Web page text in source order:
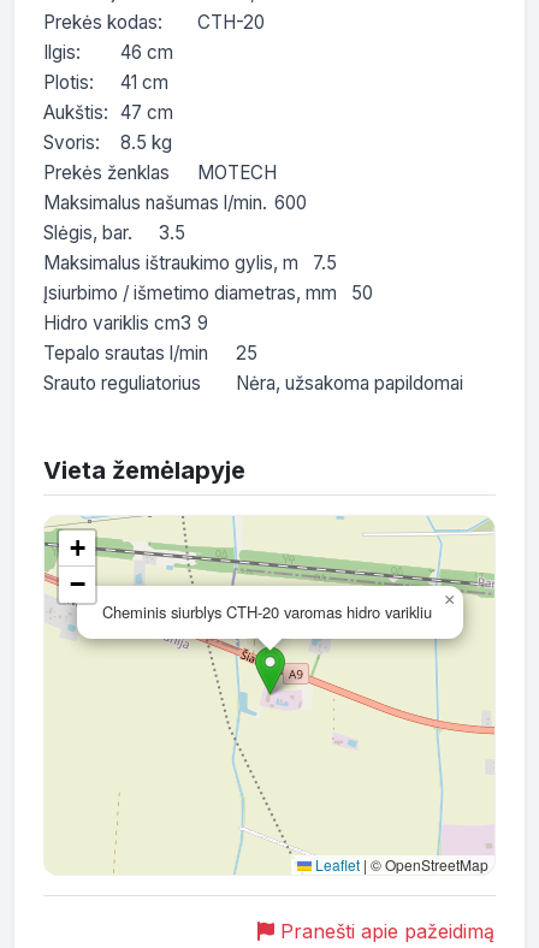
Prekės kodas:	CTH-20
Ilgis:	46 cm
Plotis:	41 cm
Aukštis:	47 cm
Svoris:	8.5 kg
Prekės ženklas	MOTECH
Maksimalus našumas l/min.	600
Slėgis, bar.	3.5
Maksimalus ištraukimo gylis, m	7.5
Įsiurbimo / išmetimo diametras, mm	50
Hidro variklis cm3	9
Tepalo srautas l/min	25
Vieta žemėlapyje
Cheminis siurblys CTH-20 varomas hidro varikliu
×
+
−
Leaflet | © OpenStreetMap
Pranešti apie pažeidimą